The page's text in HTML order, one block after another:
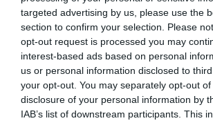
targeted advertising by us, please use the
section to confirm your selection. Please
opt-out request is processed you may
interest-based ads based on personal
us or personal information disclosed to
your opt-out. You may separately opt-out
disclosure of your personal information by
IAB’s list of downstream participants. This